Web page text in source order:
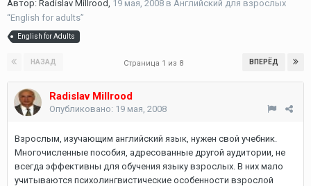
Автор: Radislav Millrood, 19 мая, 2008 в Английский для взрослых
“English for adults”
English for Adults
НАЗАД ВПЕРЁД
Страница 1 из 8
Radislav Millrood
Опубликовано: 19 мая, 2008
Взрослым, изучающим английский язык, нужен свой учебник.
Многочисленные пособия, адресованные другой аудитории, не
всегда эффективны для обучения языку взрослых. В них мало
учитываются психолингвистические особенности взрослой